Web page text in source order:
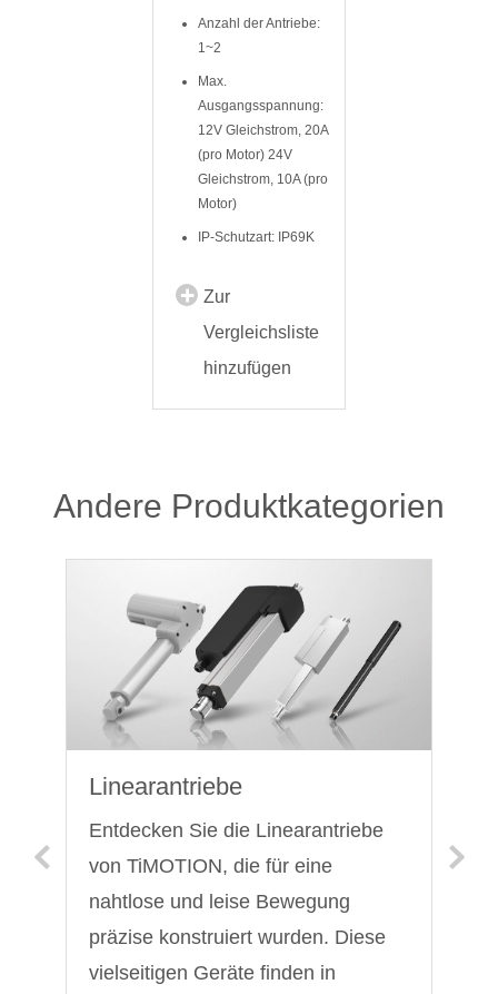
Anzahl der Antriebe:
1~2
Max.
Ausgangsspannung:
12V Gleichstrom, 20A
(pro Motor) 24V
Gleichstrom, 10A (pro
Motor)
IP-Schutzart: IP69K
Zur
Vergleichsliste
hinzufügen
Andere Produktkategorien
Linearantriebe
Entdecken Sie die Linearantriebe
von TiMOTION, die für eine
nahtlose und leise Bewegung
präzise konstruiert wurden. Diese
vielseitigen Geräte finden in